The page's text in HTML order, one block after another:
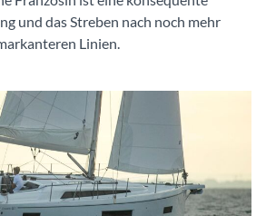
und das Streben nach noch mehr
Linien.